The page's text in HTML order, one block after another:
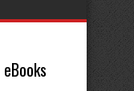
eBooks